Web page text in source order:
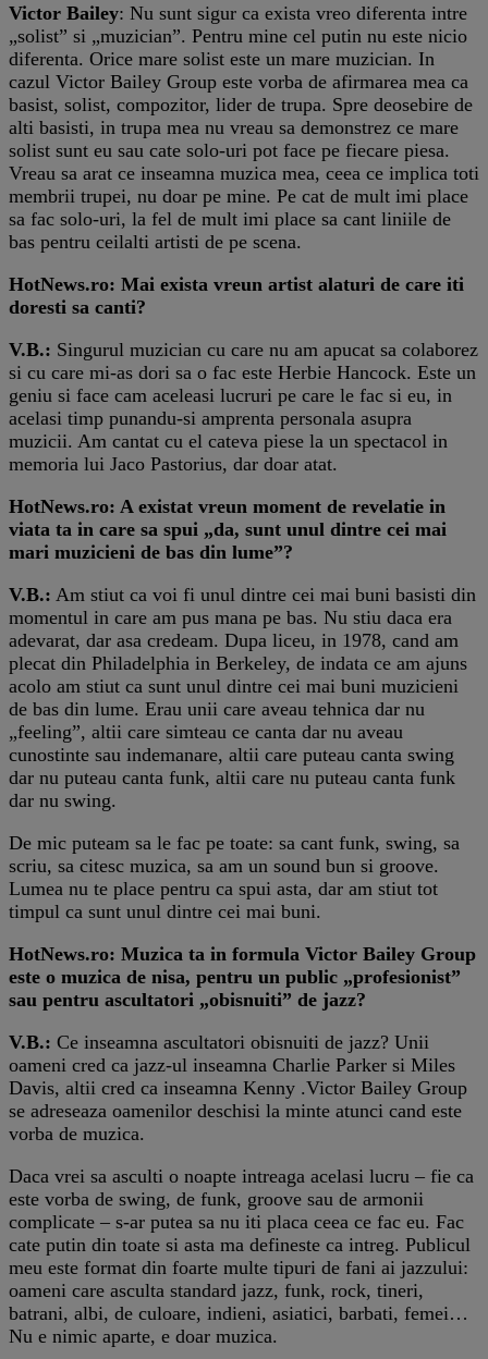
Victor Bailey: Nu sunt sigur ca exista vreo diferenta intre
„solist” si „muzician”. Pentru mine cel putin nu este nicio
diferenta. Orice mare solist este un mare muzician. In
cazul Victor Bailey Group este vorba de afirmarea mea ca
basist, solist, compozitor, lider de trupa. Spre deosebire de
alti basisti, in trupa mea nu vreau sa demonstrez ce mare
solist sunt eu sau cate solo-uri pot face pe fiecare piesa.
Vreau sa arat ce inseamna muzica mea, ceea ce implica toti
membrii trupei, nu doar pe mine. Pe cat de mult imi place
sa fac solo-uri, la fel de mult imi place sa cant liniile de
bas pentru ceilalti artisti de pe scena.
HotNews.ro: Mai exista vreun artist alaturi de care iti
doresti sa canti?
V.B.: Singurul muzician cu care nu am apucat sa colaborez
si cu care mi-as dori sa o fac este Herbie Hancock. Este un
geniu si face cam aceleasi lucruri pe care le fac si eu, in
acelasi timp punandu-si amprenta personala asupra
muzicii. Am cantat cu el cateva piese la un spectacol in
memoria lui Jaco Pastorius, dar doar atat.
HotNews.ro: A existat vreun moment de revelatie in
viata ta in care sa spui „da, sunt unul dintre cei mai
mari muzicieni de bas din lume”?
V.B.: Am stiut ca voi fi unul dintre cei mai buni basisti din
momentul in care am pus mana pe bas. Nu stiu daca era
adevarat, dar asa credeam. Dupa liceu, in 1978, cand am
plecat din Philadelphia in Berkeley, de indata ce am ajuns
acolo am stiut ca sunt unul dintre cei mai buni muzicieni
de bas din lume. Erau unii care aveau tehnica dar nu
„feeling”, altii care simteau ce canta dar nu aveau
cunostinte sau indemanare, altii care puteau canta swing
dar nu puteau canta funk, altii care nu puteau canta funk
dar nu swing.
De mic puteam sa le fac pe toate: sa cant funk, swing, sa
scriu, sa citesc muzica, sa am un sound bun si groove.
Lumea nu te place pentru ca spui asta, dar am stiut tot
timpul ca sunt unul dintre cei mai buni.
HotNews.ro: Muzica ta in formula Victor Bailey Group
este o muzica de nisa, pentru un public „profesionist”
sau pentru ascultatori „obisnuiti” de jazz?
V.B.: Ce inseamna ascultatori obisnuiti de jazz? Unii
oameni cred ca jazz-ul inseamna Charlie Parker si Miles
Davis, altii cred ca inseamna Kenny .Victor Bailey Group
se adreseaza oamenilor deschisi la minte atunci cand este
vorba de muzica.
Daca vrei sa asculti o noapte intreaga acelasi lucru – fie ca
este vorba de swing, de funk, groove sau de armonii
complicate – s-ar putea sa nu iti placa ceea ce fac eu. Fac
cate putin din toate si asta ma defineste ca intreg. Publicul
meu este format din foarte multe tipuri de fani ai jazzului:
oameni care asculta standard jazz, funk, rock, tineri,
batrani, albi, de culoare, indieni, asiatici, barbati, femei…
Nu e nimic aparte, e doar muzica.